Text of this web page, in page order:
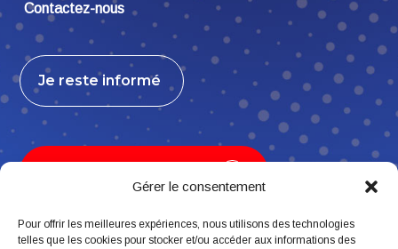
Gérer le consentement
Pour offrir les meilleures expériences, nous utilisons des technologies
telles que les cookies pour stocker et/ou accéder aux informations des
Contactez-nous
Je reste informé